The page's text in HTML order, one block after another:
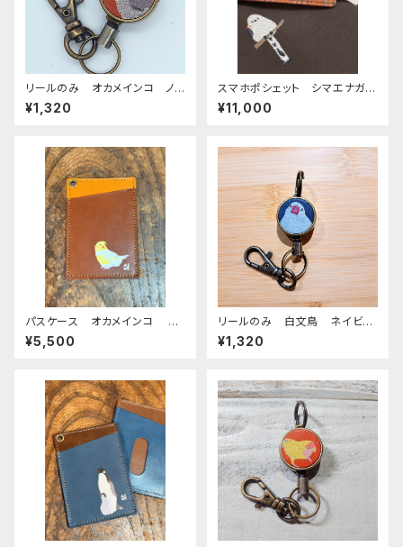
リールのみ オカメインコ ノ
ーマル レッドブラウン おか
めいんこ
¥1,320
スマホポシェット シマエナガ
ダークブラウン 帆布 と 岡
山デニム しまえなが
¥11,000
パスケース オカメインコ ル
チノー ブラウン キャメル お
かめいんこ 栃木レザー
¥5,500
リールのみ 白文鳥 ネイビ
ー 文鳥 ブンチョウ ぶんちょ
う
¥1,320